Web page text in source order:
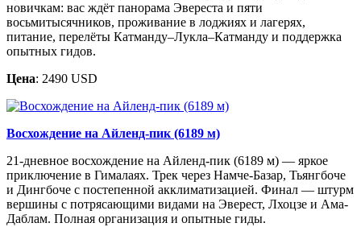
новичкам: вас ждёт панорама Эвереста и пяти
восьмитысячников, проживание в лоджиях и лагерях,
питание, перелёты Катманду–Лукла–Катманду и поддержка
опытных гидов.
Цена: 2490 USD
Восхождение на Айленд-пик (6189 м)
21-дневное восхождение на Айленд-пик (6189 м) — яркое
приключение в Гималаях. Трек через Намче-Базар, Тьянгбоче
и Дингбоче с постепенной акклиматизацией. Финал — штурм
вершины с потрясающими видами на Эверест, Лхоцзе и Ама-
Даблам. Полная организация и опытные гиды.